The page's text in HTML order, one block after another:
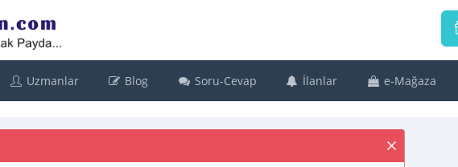
Uzmanlar Blog Soru-Cevap İlanlar e-Mağaza